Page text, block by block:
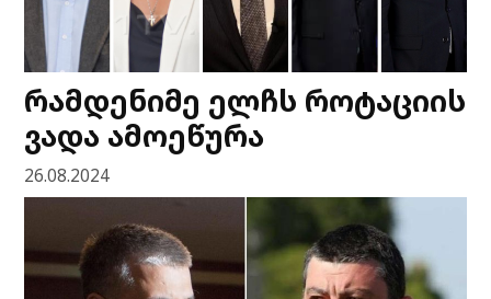
რამდენიმე ელჩს როტაციის
ვადა ამოეწურა
26.08.2024